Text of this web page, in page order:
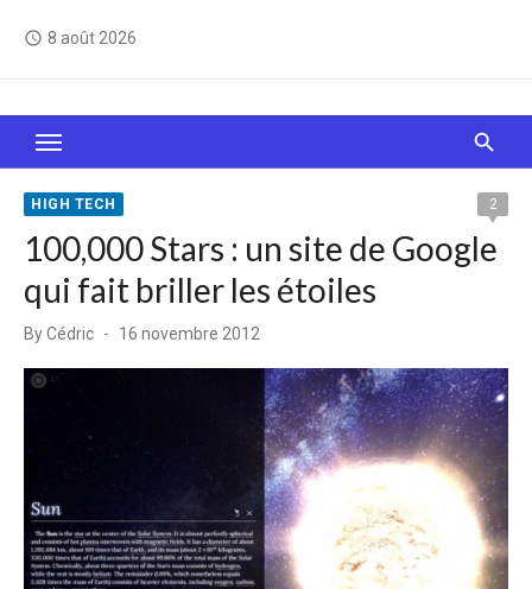
access_time 8 août 2026
Le Web, c'est comme une boîte de chocolats… On
sait jamais sur quoi on va tomber !
HIGH TECH 2
100,000 Stars : un site de Google
qui fait briller les étoiles
ByCédric
Posted
16 novembre 2012